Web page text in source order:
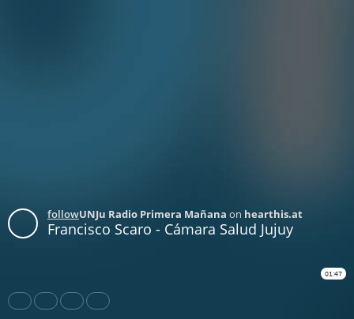
followUNJu Radio Primera Mañana on hearthis.at
Francisco Scaro - Cámara Salud Jujuy
01:47
Share Like